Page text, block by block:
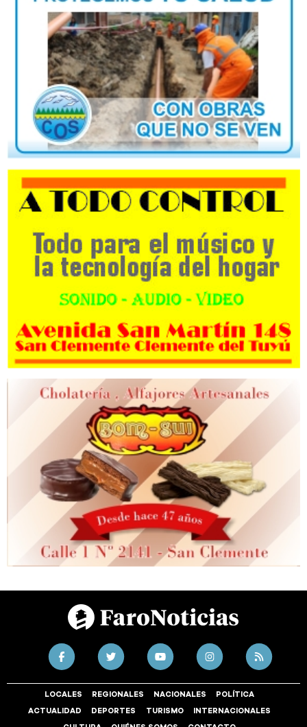
LOCALES REGIONALES NACIONALES POLÍTICA
ACTUALIDAD DEPORTES TURISMO INTERNACIONALES